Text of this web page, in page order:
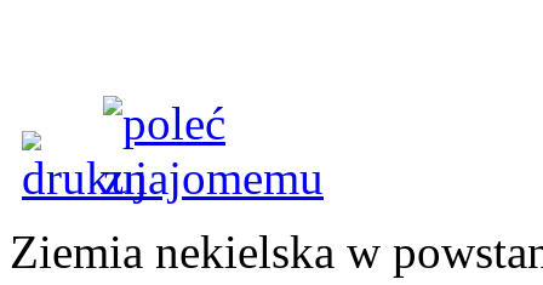
Ziemia nekielska w